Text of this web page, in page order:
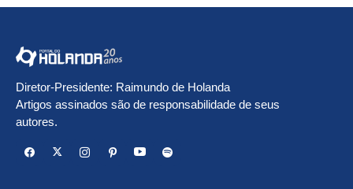
Diretor-Presidente: Raimundo de Holanda
Artigos assinados são de responsabilidade de seus
autores.